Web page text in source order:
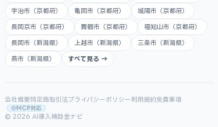
宇治市（京都府） 亀岡市（京都府） 城陽市（京都府）
長岡京市（京都府） 舞鶴市（京都府） 福知山市（京都府）
長岡市（新潟県） 上越市（新潟県） 三条市（新潟県）
燕市（新潟県） すべて見る →
会社概要特定商取引法プライバシーポリシー 利用規約免責事項
MCP対応
© 2026 AI導入補助金ナビ